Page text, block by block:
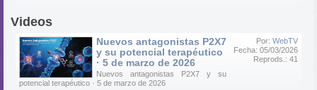
Videos
Por: WebTV
Fecha: 05/03/2026
Reprods.: 41
Nuevos antagonistas P2X7
y su potencial terapéutico
· 5 de marzo de 2026
Nuevos antagonistas P2X7 y su
potencial terapéutico · 5 de marzo de 2026